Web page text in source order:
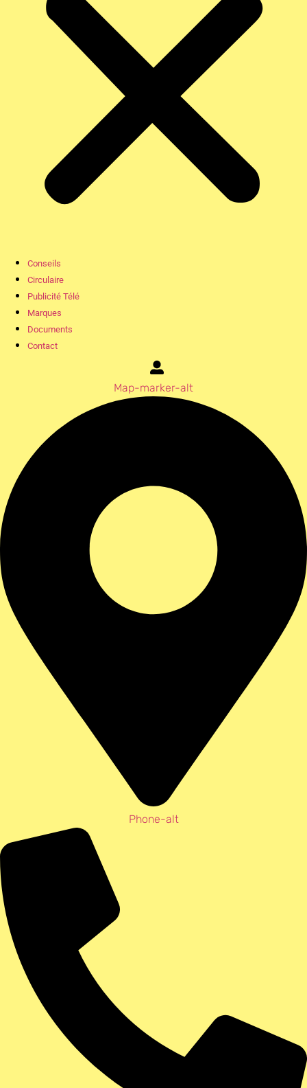
Conseils
Circulaire
Publicité Télé
Marques
Documents
Contact
Map-marker-alt
Phone-alt